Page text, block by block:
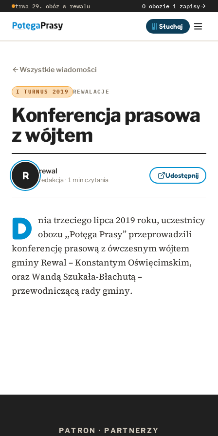
trwa 29. obóz w rewalu O obozie i zapisy
Słuchaj
Wszystkie wiadomości
I TURNUS 2019 REWALACJE
Konferencja prasowa
z wójtem
R rewal
redakcja · 1 min czytania
Udostępnij
D nia trzeciego lipca 2019 roku, uczestnicy
obozu ,,Potęga Prasy” przeprowadzili
konferencję prasową z ówczesnym wójtem
gminy Rewal – Konstantym Oświęcimskim,
oraz Wandą Szukała-Błachutą –
przewodniczącą rady gminy.
PATRON · PARTNERZY